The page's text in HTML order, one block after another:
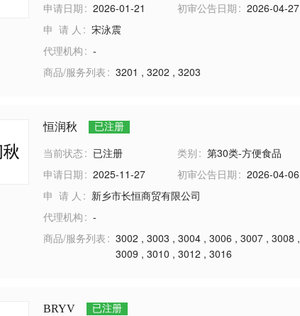
申请日期
2026-01-21 初审公告日期 2026-04-27
申 请 人
宋泳震
代理机构
-
商品/服务列表
3201 , 3202 , 3203
恒润秋 已注册
当前状态 已注册 类别 第30类-方便食品
申请日期
2025-11-27 初审公告日期 2026-04-06
申 请 人
新乡市长恒商贸有限公司
代理机构
-
商品/服务列表
3002 , 3003 , 3004 , 3006 , 3007 , 3008 ,
3009 , 3010 , 3012 , 3016
BRYV 已注册